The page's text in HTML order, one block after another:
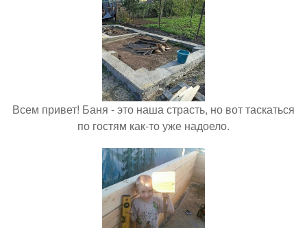
Всем привет! Баня - это наша страсть, но вот таскаться
по гостям как-то уже надоело.